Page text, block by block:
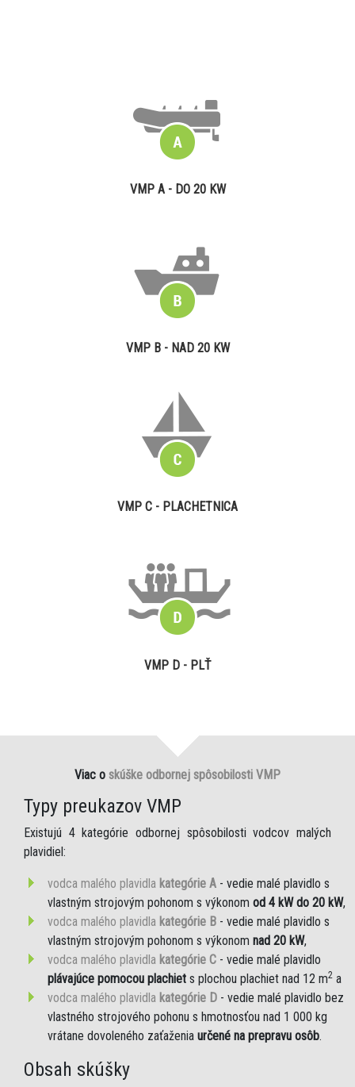
VMP A - DO 20 KW
VMP B - NAD 20 KW
VMP C - PLACHETNICA
VMP D - PLŤ
Viac o skúške odbornej spôsobilosti VMP
Typy preukazov VMP
Existujú 4 kategórie odbornej spôsobilosti vodcov malých
plavidiel:
vodca malého plavidla kategórie A - vedie malé plavidlo s
vlastným strojovým pohonom s výkonom od 4 kW do 20 kW,
vodca malého plavidla kategórie B - vedie malé plavidlo s
vlastným strojovým pohonom s výkonom nad 20 kW,
vodca malého plavidla kategórie C - vedie malé plavidlo
plávajúce pomocou plachiet s plochou plachiet nad 12 m2 a
vodca malého plavidla kategórie D - vedie malé plavidlo bez
vlastného strojového pohonu s hmotnosťou nad 1 000 kg
vrátane dovoleného zaťaženia určené na prepravu osôb.
Obsah skúšky